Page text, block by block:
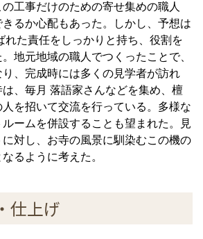
工事だけのための寄せ集めの職人
るか心配もあった。しかし、予想は
れた責任をしっかりと持ち、役割を
地元地域の職人でつくったことで、
、完成時には多くの見学者が訪れ
、毎月 落語家さんなどを集め、檀
を招いて交流を行っている。多様な
ームを併設することも望まれた。見
対し、お寺の風景に馴染むこの機の
るように考えた。
仕上げ